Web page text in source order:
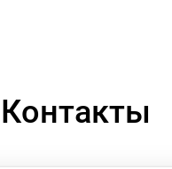
Контакты